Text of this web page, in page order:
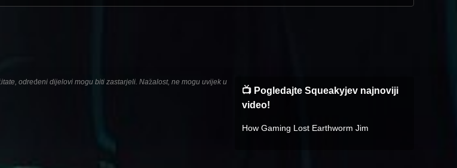
određeni dijelovi mogu biti zastarjeli. Nažalost, ne mogu uvijek u
📺 Pogledajte Squeakyjev najnoviji
video!
How Gaming Lost Earthworm Jim